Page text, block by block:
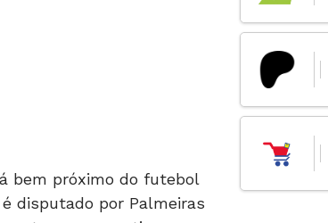
bem próximo do futebol
disputado por Palmeiras